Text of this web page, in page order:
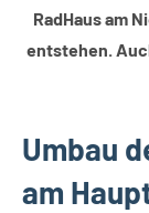
RadHaus am
entstehen.
Umbau
am